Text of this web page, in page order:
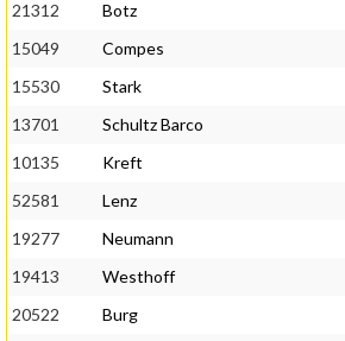
21312 Botz
15049
Compes
15530
Stark
13701
Schultz Barco
10135
Kreft
52581
Lenz
19277
Neumann
19413
Westhoff
20522
Burg